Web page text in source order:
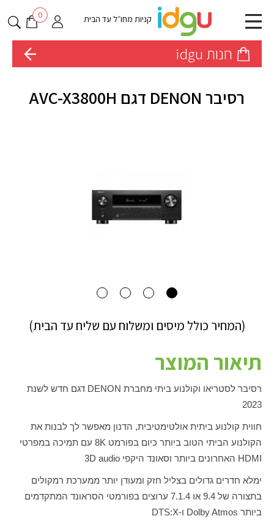
קניות מחו״ל עד הבית 0
חנות idgu
רסיבר DENON דגם AVC-X3800H
(המחיר כולל מיסים ומשלוח עם שליח עד הבית)
תיאור המוצר
רסיבר לסטריאו וקולנוע ביתי מחברת DENON דגם חדש לשנת
2023
חווית קולנוע ביתית אולטימטיבית, הדנון מאפשר לך לבנות את
הקולנוע הביתי הטוב ביותר כיום בפורמט K8 עם תמיכה במפרטי
HDMI האחרונים ביותר וסאונד היקפי 3D audio
ימלא חדרים גדולים בצליל חזק ומעודן יותר ממערכת רמקולים
בתצורה של 9.4 או 7.1.4 ערוצים בפורמטי הסראונד המתקדמים
ביותר Dolby Atmos ו-DTS:X